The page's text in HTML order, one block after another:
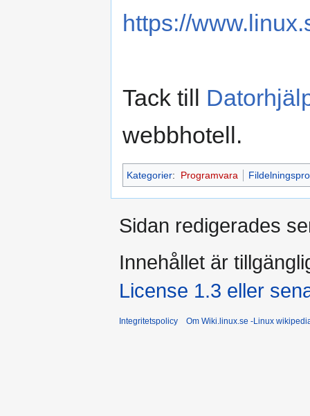
https://
Tack till
webbhotell.
Kategorier: Programvara
Sidan redigerades
Innehållet är
License 1.3 eller
Integritetspolicy Om Wiki.linux.se -Linux